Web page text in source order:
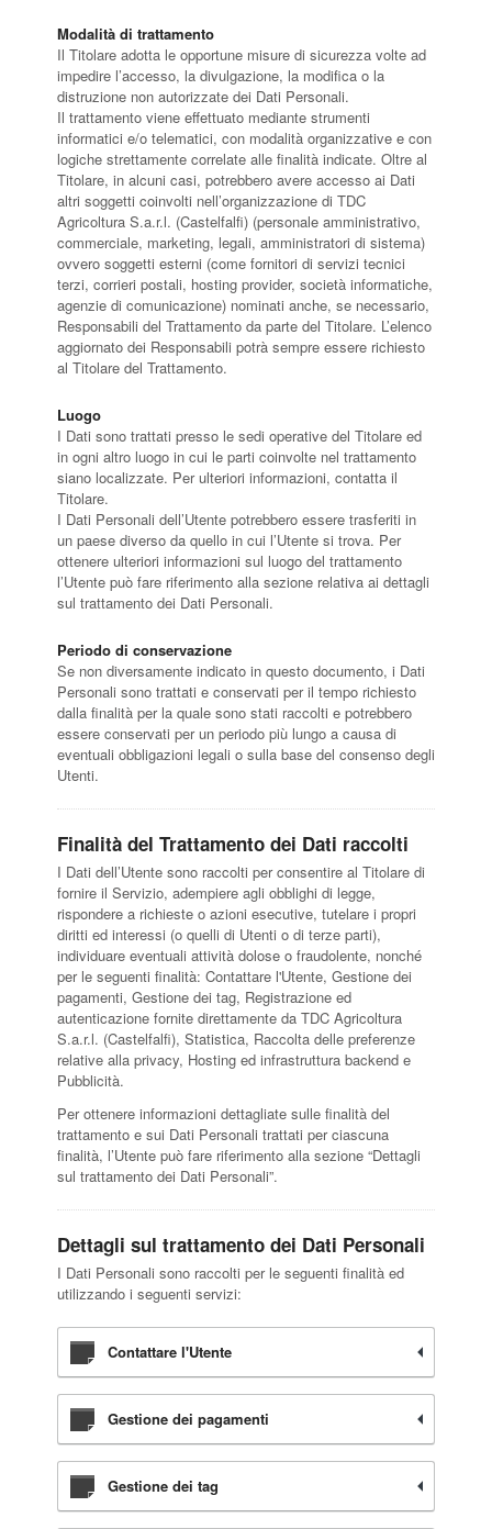
Modalità di trattamento
Il Titolare adotta le opportune misure di sicurezza volte ad
impedire l’accesso, la divulgazione, la modifica o la
distruzione non autorizzate dei Dati Personali.
Il trattamento viene effettuato mediante strumenti
informatici e/o telematici, con modalità organizzative e con
logiche strettamente correlate alle finalità indicate. Oltre al
Titolare, in alcuni casi, potrebbero avere accesso ai Dati
altri soggetti coinvolti nell’organizzazione di TDC
Agricoltura S.a.r.l. (Castelfalfi) (personale amministrativo,
commerciale, marketing, legali, amministratori di sistema)
ovvero soggetti esterni (come fornitori di servizi tecnici
terzi, corrieri postali, hosting provider, società informatiche,
agenzie di comunicazione) nominati anche, se necessario,
Responsabili del Trattamento da parte del Titolare. L’elenco
aggiornato dei Responsabili potrà sempre essere richiesto
al Titolare del Trattamento.
Luogo
I Dati sono trattati presso le sedi operative del Titolare ed
in ogni altro luogo in cui le parti coinvolte nel trattamento
siano localizzate. Per ulteriori informazioni, contatta il
Titolare.
I Dati Personali dell’Utente potrebbero essere trasferiti in
un paese diverso da quello in cui l’Utente si trova. Per
ottenere ulteriori informazioni sul luogo del trattamento
l’Utente può fare riferimento alla sezione relativa ai dettagli
sul trattamento dei Dati Personali.
Periodo di conservazione
Se non diversamente indicato in questo documento, i Dati
Personali sono trattati e conservati per il tempo richiesto
dalla finalità per la quale sono stati raccolti e potrebbero
essere conservati per un periodo più lungo a causa di
eventuali obbligazioni legali o sulla base del consenso degli
Utenti.
Finalità del Trattamento dei Dati raccolti
I Dati dell’Utente sono raccolti per consentire al Titolare di
fornire il Servizio, adempiere agli obblighi di legge,
rispondere a richieste o azioni esecutive, tutelare i propri
diritti ed interessi (o quelli di Utenti o di terze parti),
individuare eventuali attività dolose o fraudolente, nonché
per le seguenti finalità: Contattare l'Utente, Gestione dei
pagamenti, Gestione dei tag, Registrazione ed
autenticazione fornite direttamente da TDC Agricoltura
S.a.r.l. (Castelfalfi), Statistica, Raccolta delle preferenze
relative alla privacy, Hosting ed infrastruttura backend e
Pubblicità.
Per ottenere informazioni dettagliate sulle finalità del
trattamento e sui Dati Personali trattati per ciascuna
finalità, l’Utente può fare riferimento alla sezione “Dettagli
sul trattamento dei Dati Personali”.
Dettagli sul trattamento dei Dati Personali
I Dati Personali sono raccolti per le seguenti finalità ed
utilizzando i seguenti servizi:
Contattare l'Utente
Gestione dei pagamenti
Gestione dei tag